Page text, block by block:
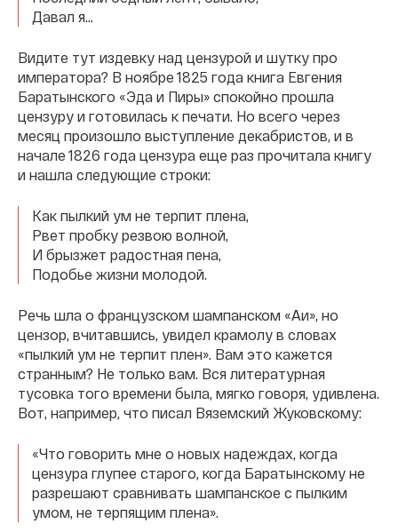
Давал я…
Видите тут издевку над цензурой и шутку про
императора? В ноябре 1825 года книга Евгения
Баратынского «Эда и Пиры» спокойно прошла
цензуру и готовилась к печати. Но всего через
месяц произошло выступление декабристов, и в
начале 1826 года цензура еще раз прочитала книгу
и нашла следующие строки:
Как пылкий ум не терпит плена,
Рвет пробку резвою волной,
И брызжет радостная пена,
Подобье жизни молодой.
Речь шла о французском шампанском «Аи», но
цензор, вчитавшись, увидел крамолу в словах
«пылкий ум не терпит плен». Вам это кажется
странным? Не только вам. Вся литературная
тусовка того времени была, мягко говоря, удивлена.
Вот, например, что писал Вяземский Жуковскому:
«Что говорить мне о новых надеждах, когда
цензура глупее старого, когда Баратынскому не
разрешают сравнивать шампанское с пылким
умом, не терпящим плена».